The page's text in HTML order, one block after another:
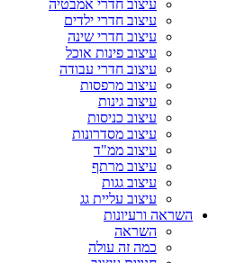
עיצוב חדרי אמבטיה
עיצוב חדרי ילדים
עיצוב חדרי שינה
עיצוב פינות אוכל
עיצוב חדרי עבודה
עיצוב מרפסות
עיצוב גינות
עיצוב כניסות
עיצוב מסדרונות
עיצוב ממ"ד
עיצוב מרתף
עיצוב גגות
עיצוב עליית גג
השראה ורעיונות
השראה
כמה זה עולה